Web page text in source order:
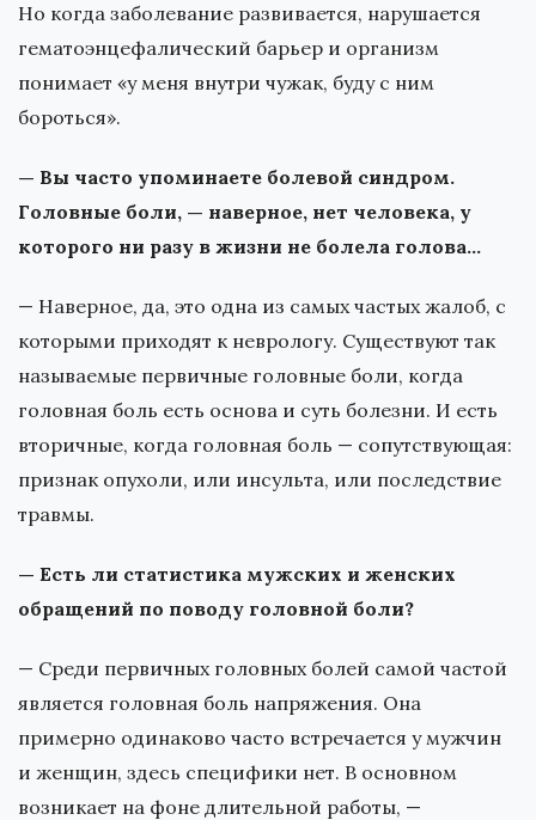
Но когда заболевание развивается, нарушается
гематоэнцефалический барьер и организм
понимает «у меня внутри чужак, буду с ним
бороться».
— Вы часто упоминаете болевой синдром.
Головные боли, — наверное, нет человека, у
которого ни разу в жизни не болела голова…
— Наверное, да, это одна из самых частых жалоб, с
которыми приходят к неврологу. Существуют так
называемые первичные головные боли, когда
головная боль есть основа и суть болезни. И есть
вторичные, когда головная боль — сопутствующая:
признак опухоли, или инсульта, или последствие
травмы.
— Есть ли статистика мужских и женских
обращений по поводу головной боли?
— Среди первичных головных болей самой частой
является головная боль напряжения. Она
примерно одинаково часто встречается у мужчин
и женщин, здесь специфики нет. В основном
возникает на фоне длительной работы, —